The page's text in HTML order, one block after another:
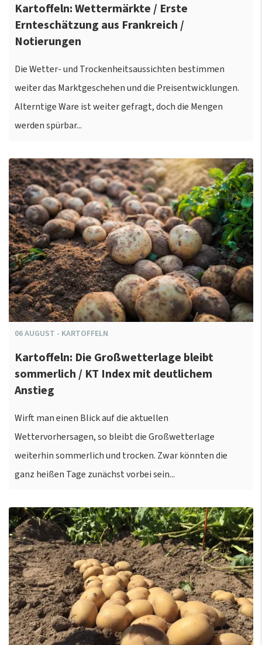
Kartoffeln: Wettermärkte / Erste
Ernteschätzung aus Frankreich /
Notierungen
Die Wetter- und Trockenheitsaussichten bestimmen
weiter das Marktgeschehen und die Preisentwicklungen.
Alterntige Ware ist weiter gefragt, doch die Mengen
werden spürbar...
06AUGUST - KARTOFFELN
Kartoffeln: Die Großwetterlage bleibt
sommerlich / KT Index mit deutlichem
Anstieg
Wirft man einen Blick auf die aktuellen
Wettervorhersagen, so bleibt die Großwetterlage
weiterhin sommerlich und trocken. Zwar könnten die
ganz heißen Tage zunächst vorbei sein...